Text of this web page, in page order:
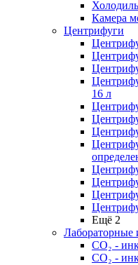
Камера
Центрифуги
16 л
Ещё 2
Лабораторные
СО₂ -
СО₂ -